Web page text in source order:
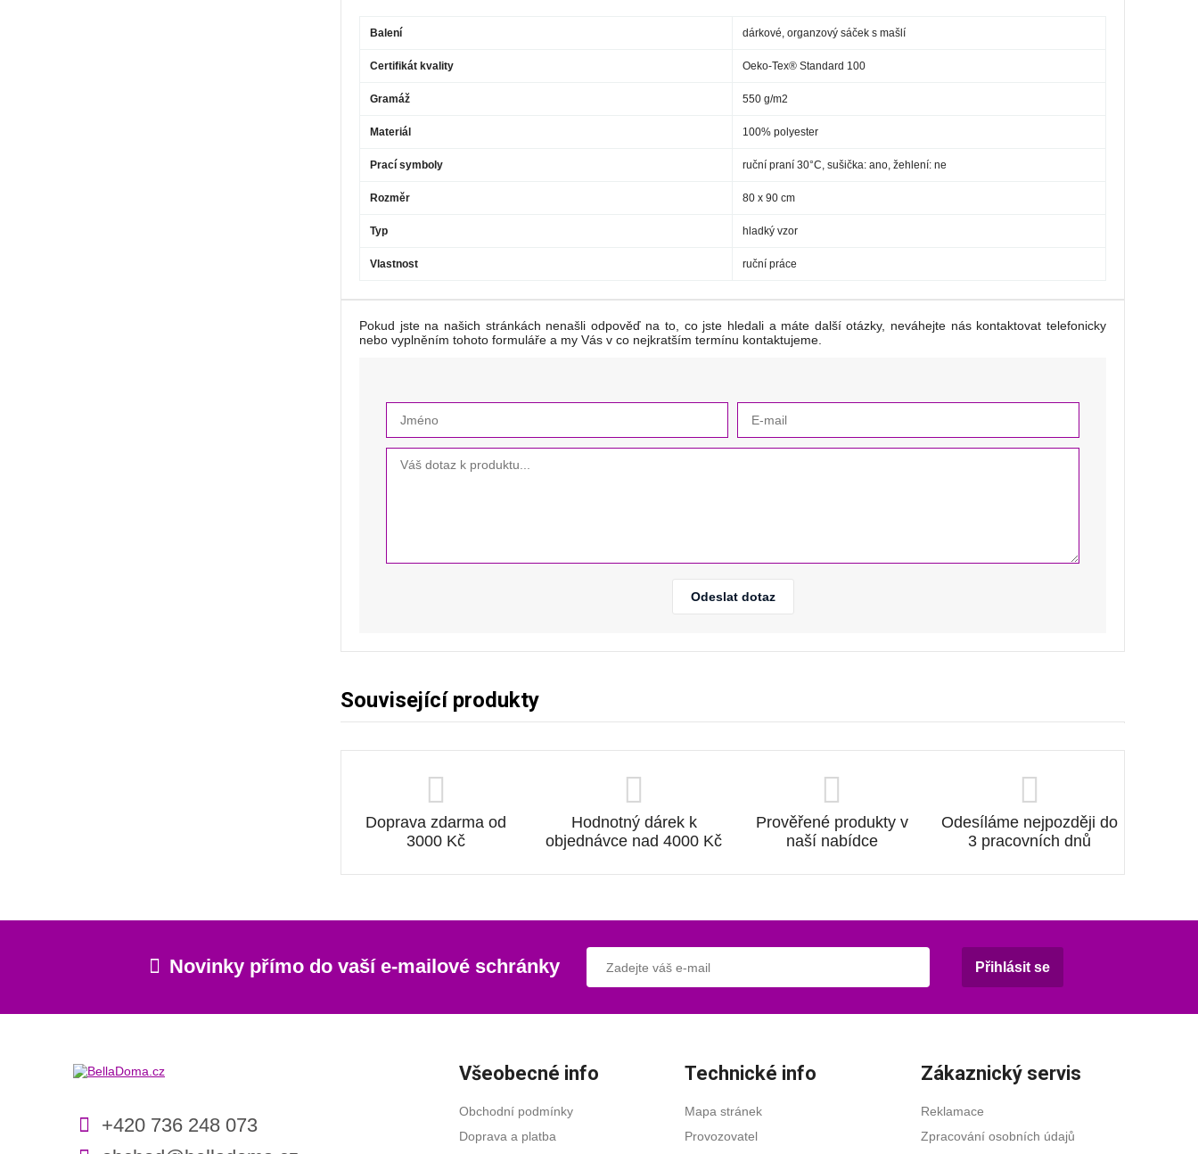
Balení dárkové, organzový sáček s mašlí
Certifikát kvality Oeko-Tex® Standard 100
Gramáž 550 g/m2
Materiál 100% polyester
Prací symboly ruční praní 30°C, sušička: ano, žehlení: ne
Rozměr 80 x 90 cm
Typ hladký vzor
Vlastnost ruční práce
Pokud jste na našich stránkách nenašli odpověď na to, co jste hledali a máte další otázky, neváhejte nás kontaktovat telefonicky
nebo vyplněním tohoto formuláře a my Vás v co nejkratším termínu kontaktujeme.
Odeslat dotaz
Související produkty
Doprava zdarma od
3000 Kč
Hodnotný dárek k
objednávce nad 4000 Kč
Prověřené produkty v
naší nabídce
Odesíláme nejpozději do
3 pracovních dnů
Novinky přímo do vaší e-mailové schránky Přihlásit se
+420 736 248 073
Všeobecné info
Obchodní podmínky
Doprava a platba
Technické info
Mapa stránek
Provozovatel
Zákaznický servis
Reklamace
Zpracování osobních údajů